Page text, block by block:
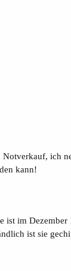
ich
kann!
im
ist sie